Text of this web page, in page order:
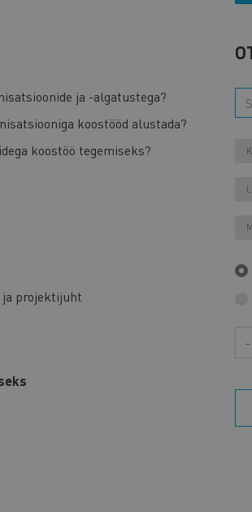
ja -algatustega?
koostööd alustada?
koostöö tegemiseks?
ja projektijuht